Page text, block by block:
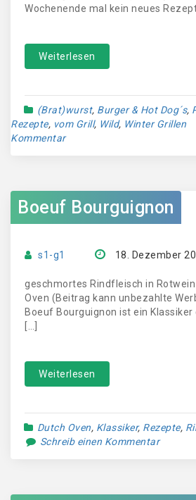
Wochenende mal kein neues
Weiterlesen
(Brat)wurst, Burger & Hot Dog´s,
Rezepte, vom Grill, Wild, Winter Grillen
Kommentar
Boeuf Bourguignon
s1-g1 18. Dezember
geschmortes Rindfleisch in
Oven (Beitrag kann unbezahlte
Boeuf Bourguignon ist ein Klassiker
[…]
Weiterlesen
Dutch Oven, Klassiker, Rezepte,
Schreib einen Kommentar